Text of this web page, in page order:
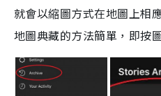
就會以縮圖方式在地圖上相
地圖典藏的方法簡單，即按